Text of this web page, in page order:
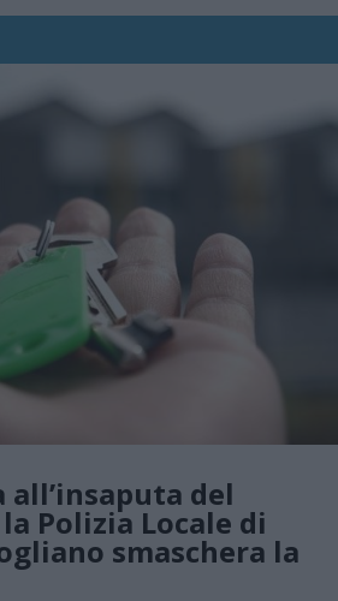
del
Polizia Locale di
smaschera la